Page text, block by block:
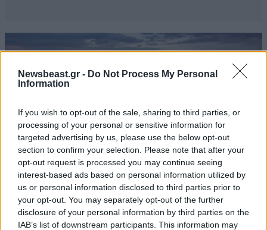
Newsbeast.gr - Do Not Process My Personal
Information
If you wish to opt-out of the sale, sharing to third parties, or
processing of your personal or sensitive information for
targeted advertising by us, please use the below opt-out
section to confirm your selection. Please note that after your
opt-out request is processed you may continue seeing
interest-based ads based on personal information utilized by
us or personal information disclosed to third parties prior to
your opt-out. You may separately opt-out of the further
disclosure of your personal information by third parties on the
IAB’s list of downstream participants. This information may
ΚΟΣΜΟΣ 07·08·2026 23:03
Το φαραωνικών διαστάσεων κτίριο που χτίζει ο